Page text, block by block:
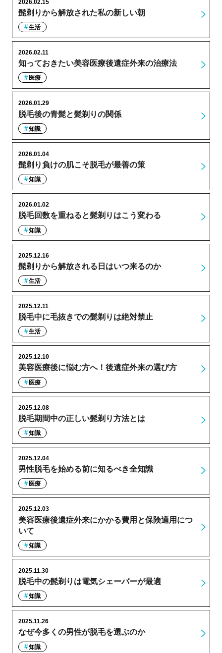
髭剃りから解放された私の新しい朝
2026.02.15
生活
知っておきたい美容医療後遺症外来の治療法
2026.02.11
医療
脱毛後の青髭と髭剃りの関係
2026.01.29
知識
髭剃り負けの肌こそ脱毛が最善の策
2026.01.04
知識
脱毛回数を重ねると髭剃りはこう変わる
2026.01.02
知識
髭剃りから解放される日はいつ来るのか
2025.12.16
生活
脱毛中に毛抜きでの髭剃りは絶対禁止
2025.12.11
生活
美容医療後に悩む方へ！後遺症外来の選び方
2025.12.10
医療
脱毛期間中の正しい髭剃り方法とは
2025.12.08
知識
男性脱毛を始める前に知るべき全知識
2025.12.04
医療
美容医療後遺症外来にかかる費用と保険適用につ
いて
2025.12.03
知識
脱毛中の髭剃りは電気シェーバーが最適
2025.11.30
知識
なぜ今多くの男性が脱毛を選ぶのか
2025.11.26
知識